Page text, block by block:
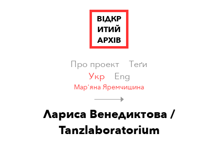
ВІДКР
ИТИЙ
АРХІВ
Про проект
Теґи
Укр
Eng
Мар'яна Яремчишина
Лариса Венедиктова /
Tanzlaboratorium